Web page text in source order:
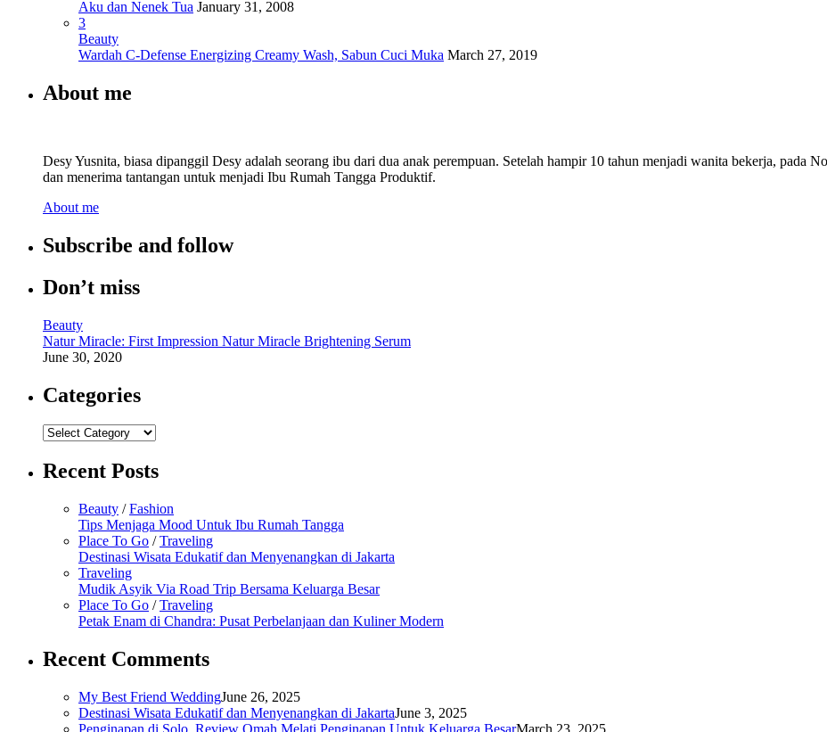
Aku dan Nenek Tua January 31, 2008
3
Beauty
Wardah C-Defense Energizing Creamy Wash, Sabun Cuci Muka March 27, 2019
About me
Desy Yusnita, biasa dipanggil Desy adalah seorang ibu dari dua anak perempuan. Setelah hampir 10 tahun menjadi wanita bekerja, pada
dan menerima tantangan untuk menjadi Ibu Rumah Tangga Produktif.
About me
Subscribe and follow
Don’t miss
Beauty
Natur Miracle: First Impression Natur Miracle Brightening Serum
June 30, 2020
Categories
Categories
Recent Posts
Beauty /Fashion
Tips Menjaga Mood Untuk Ibu Rumah Tangga
Place To Go /Traveling
Destinasi Wisata Edukatif dan Menyenangkan di Jakarta
Traveling
Mudik Asyik Via Road Trip Bersama Keluarga Besar
Place To Go /Traveling
Petak Enam di Chandra: Pusat Perbelanjaan dan Kuliner Modern
Recent Comments
My Best Friend WeddingJune 26, 2025
Destinasi Wisata Edukatif dan Menyenangkan di JakartaJune 3, 2025
Penginapan di Solo, Review Omah Melati Penginapan Untuk Keluarga BesarMarch 23, 2025